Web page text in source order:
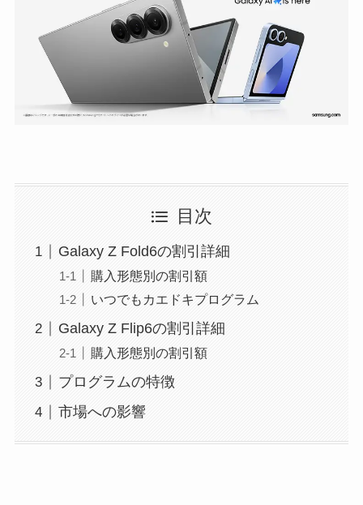
目次
Galaxy Z Fold6の割引詳細
購入形態別の割引額
いつでもカエドキプログラム
Galaxy Z Flip6の割引詳細
購入形態別の割引額
プログラムの特徴
市場への影響